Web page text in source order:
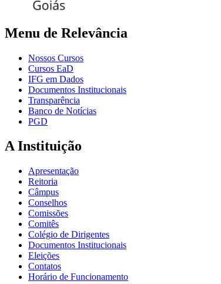
Menu de Relevância
Nossos Cursos
Cursos EaD
IFG em Dados
Documentos Institucionais
Transparência
Banco de Notícias
PGD
A Instituição
Apresentação
Reitoria
Câmpus
Conselhos
Comissões
Comitês
Colégio de Dirigentes
Documentos Institucionais
Eleições
Contatos
Horário de Funcionamento